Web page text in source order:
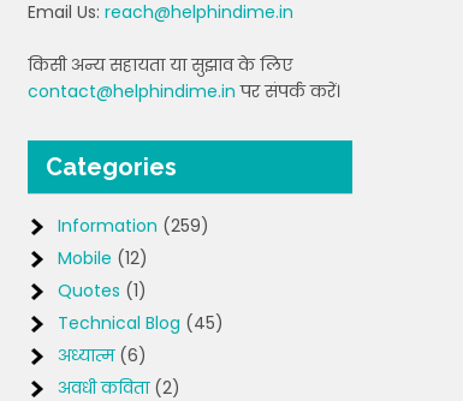
Email Us: reach@helphindime.in
किसी अन्य सहायता या सुझाव के लिए
contact@helphindime.in पर संपर्क करें।
Categories
Information (259)
Mobile (12)
Quotes (1)
Technical Blog (45)
अध्यात्म(6)
अवधी कविता(2)